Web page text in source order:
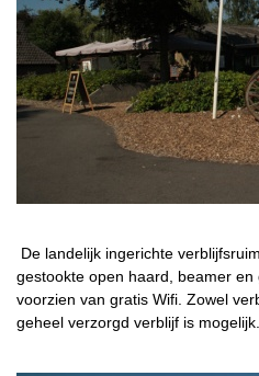
De landelijk ingerichte
gestookte open haard, beamer
voorzien van gratis Wifi. Zowel
geheel verzorgd verblijf is